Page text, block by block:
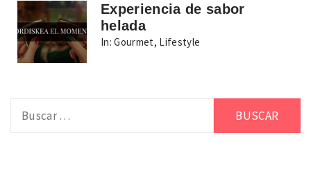
Experiencia de sabor
helada
In: Gourmet, Lifestyle